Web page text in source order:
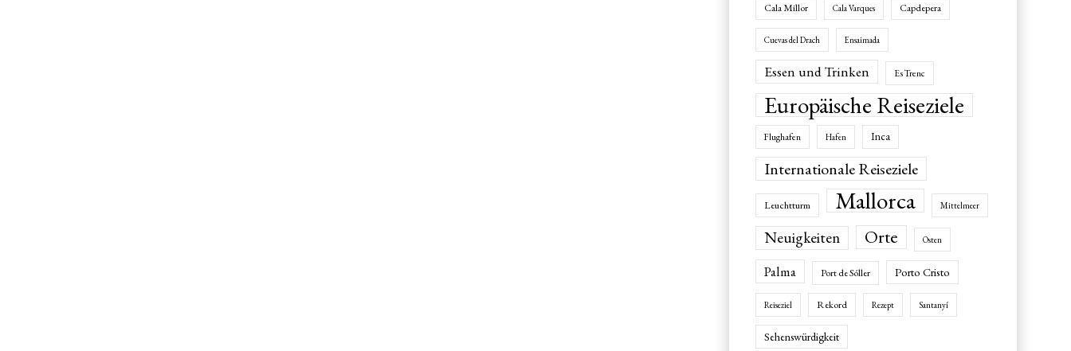
Cala Millor Cala Varques Capdepera
Cuevas del Drach Ensaimada
Essen und Trinken Es Trenc
Europäische Reiseziele
Flughafen Hafen Inca
Internationale Reiseziele
Leuchtturm Mallorca Mittelmeer
Neuigkeiten Orte Osten
Palma Port de Sóller Porto Cristo
Reiseziel Rekord Rezept Santanyí
Sehenswürdigkeit